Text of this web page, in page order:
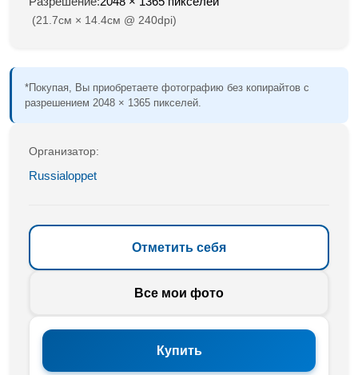
(21.7см × 14.4см @ 240dpi)
*Покупая, Вы приобретаете фотографию без копирайтов с
разрешением 2048 × 1365 пикселей.
Организатор:
Russialoppet
Отметить себя
Все мои фото
Купить